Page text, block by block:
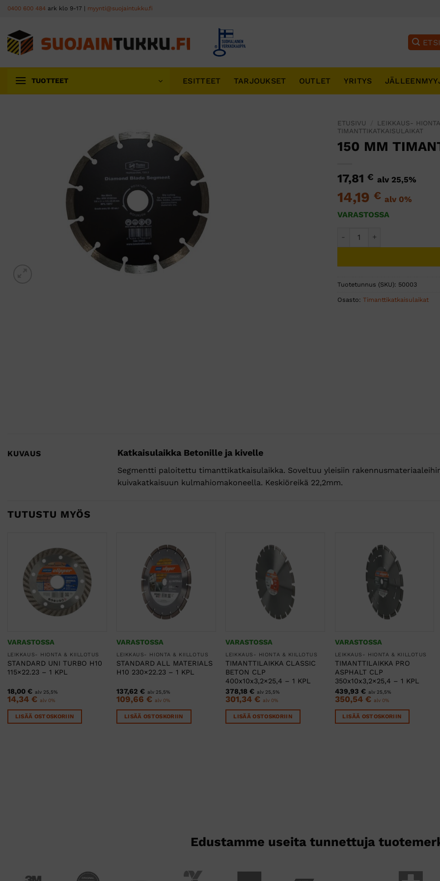
Skip
content
0400 600 484 ark klo 9-17 | myynti@suojaintukku.fi
TUOTTEET ESITTEET TARJOUKSET OUTLET YRITYS
ETUSIVU LEIKKAUS-
TIMANTTIKATKAISULAIKAT
150 MM
17,81 € alv 25,5%
14,19 € alv 0%
VARASTOSSA
Tuotetunnus (SKU): 50003
Osasto: Timanttikatkaisulaikat
KUVAUS Katkaisulaikka Betonille ja kivelle
Segmentti paloitettu timanttikatkaisulaikka. Soveltuu yleisiin
kuivakatkaisuun kulmahiomakoneella. Keskiöreikä 22,2mm.
TUTUSTU MYÖS
VARASTOSSA
LEIKKAUS- HIONTA & KIILLOTUS
STANDARD UNI TURBO H10
115×22.23 – 1 KPL
18,00 € alv 25,5%
14,34 € alv 0%
LISÄÄ OSTOSKORIIN
VARASTOSSA
LEIKKAUS- HIONTA & KIILLOTUS
STANDARD ALL MATERIALS
H10 230×22.23 – 1 KPL
137,62€ alv 25,5%
109,66€ alv 0%
LISÄÄ OSTOSKORIIN
VARASTOSSA
LEIKKAUS- HIONTA & KIILLOTUS
TIMANTTILAIKKA CLASSIC
BETON CLP
400x10x3,2×25,4 – 1 KPL
378,18€ alv 25,5%
301,34€ alv 0%
LISÄÄ OSTOSKORIIN
VARASTOSSA
LEIKKAUS- HIONTA & KIILLOTUS
TIMANTTILAIKKA PRO
ASPHALT CLP
350x10x3,2×25,4 – 1 KPL
439,93 € alv 25,5%
350,54 € alv 0%
LISÄÄ OSTOSKORIIN
Edustamme useita tunnettuja